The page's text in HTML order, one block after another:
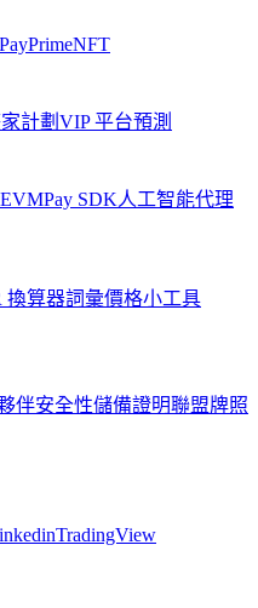
PayPrimeNFT
計劃 VIP 平台預測
Pay SDK人工智能代理
換算器詞彙價格小工具
伴安全性儲備證明聯盟牌照
TradingView